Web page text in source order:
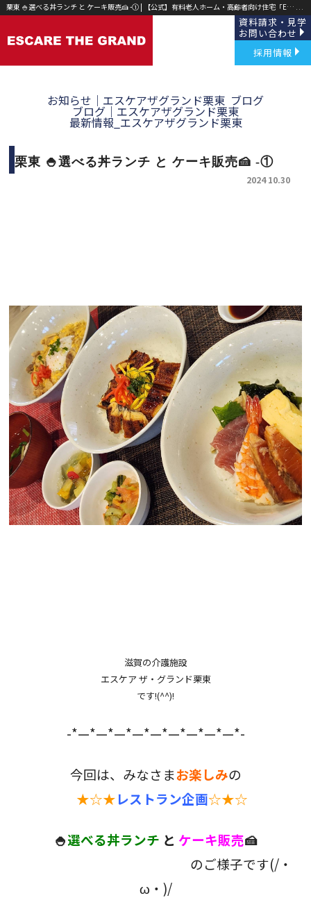
栗東 🍚選べる丼ランチ と ケーキ販売🍰 -① | 【公式】有料老人ホーム・高齢者向け住宅「ESCARE THE GRAND(エスケア ザ グランド)」草津・野洲｜
資料請求・見学
お問い合わせ
採用情報
お知らせ｜エスケアザグランド栗東 ブログ
ブログ｜エスケアザグランド栗東
最新情報_エスケアザグランド栗東
栗東 🍚選べる丼ランチ と ケーキ販売🍰 -①
2024 10.30
滋賀の介護施設
エスケア ザ・グランド栗東
です!(^^)!
-*—*—*—*—*—*—*—*—*—*-
今回は、みなさまお楽しみの
★☆★レストラン企画☆★☆
🍚選べる丼ランチ と ケーキ販売🍰
のご様子です(/・
ω・)/